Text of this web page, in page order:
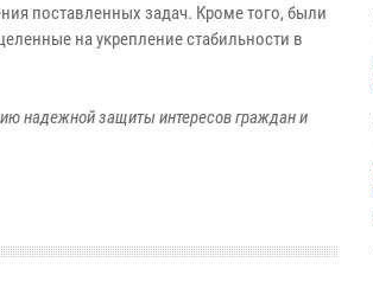
поставленных задач. Кроме того, были
на укрепление стабильности в
надежной защиты интересов граждан и